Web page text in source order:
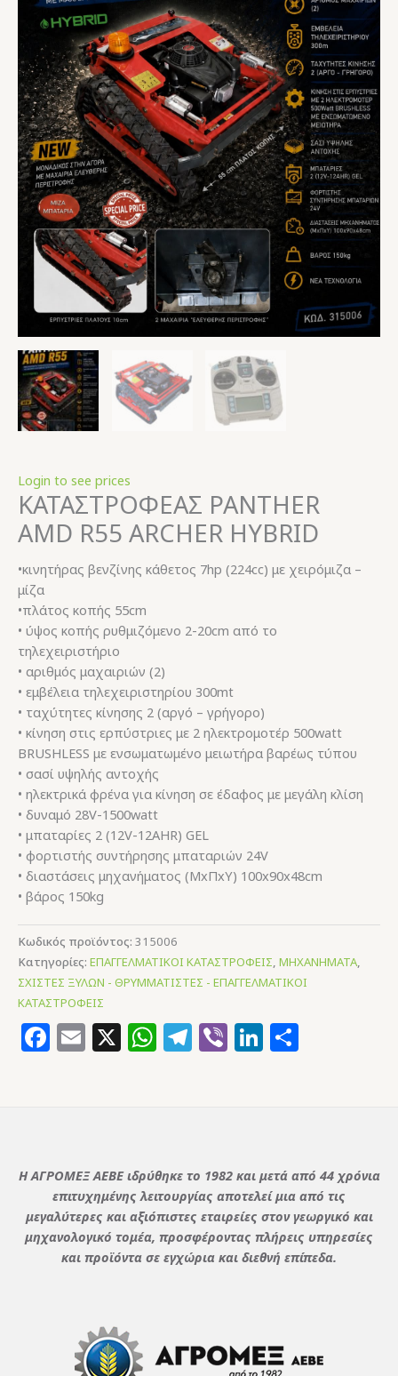
Login to see prices
ΚΑΤΑΣΤΡΟΦΕΑΣ PANTHER
AMD R55 ARCHER HYBRID
•κινητήρας βενζίνης κάθετος 7hp (224cc) με χειρόμιζα –
μίζα
•πλάτος κοπής 55cm
• ύψος κοπής ρυθμιζόμενο 2-20cm από το
τηλεχειριστήριο
• αριθμός μαχαιριών (2)
• εμβέλεια τηλεχειριστηρίου 300mt
• ταχύτητες κίνησης 2 (αργό – γρήγορο)
• κίνηση στις ερπύστριες με 2 ηλεκτρομοτέρ 500watt
BRUSHLESS με ενσωματωμένο μειωτήρα βαρέως τύπου
• σασί υψηλής αντοχής
• ηλεκτρικά φρένα για κίνηση σε έδαφος με μεγάλη κλίση
• δυναμό 28V-1500watt
• μπαταρίες 2 (12V-12AHR) GEL
• φορτιστής συντήρησης μπαταριών 24V
• διαστάσεις μηχανήματος (ΜxΠxΥ) 100x90x48cm
• βάρος 150kg
Κωδικός προϊόντος: 315006
Κατηγορίες: ΕΠΑΓΓΕΛΜΑΤΙΚΟΙ ΚΑΤΑΣΤΡΟΦΕΙΣ, ΜΗΧΑΝΗΜΑΤΑ,
ΣΧΙΣΤΕΣ ΞΥΛΩΝ - ΘΡΥΜΜΑΤΙΣΤΕΣ - ΕΠΑΓΓΕΛΜΑΤΙΚΟΙ
ΚΑΤΑΣΤΡΟΦΕΙΣ
Facebook
Email
X WhatsApp
Telegram
ViberLinkedIn
Η ΑΓΡΟΜΕΞ ΑΕΒΕ ιδρύθηκε το 1982 και μετά από 44 χρόνια
επιτυχημένης λειτουργίας αποτελεί μια από τις
μεγαλύτερες και αξιόπιστες εταιρείες στον γεωργικό και
μηχανολογικό τομέα, προσφέροντας πλήρεις υπηρεσίες
και προϊόντα σε εγχώρια και διεθνή επίπεδα.